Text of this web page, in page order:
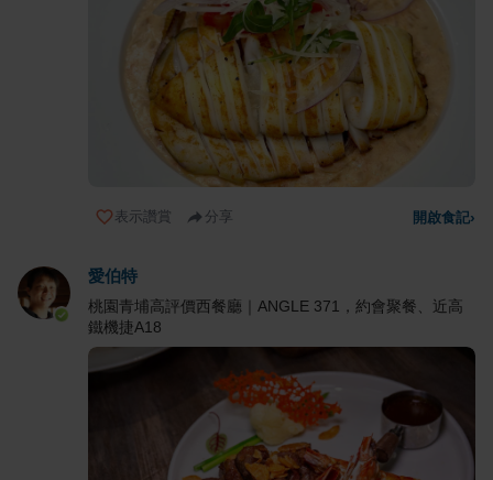
表示讚賞 分享 開啟食記›
愛伯特
桃園青埔高評價西餐廳｜ANGLE 371，約會聚餐、近高
鐵機捷A18